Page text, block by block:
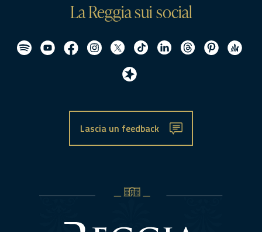
La Reggia sui social
Lascia un feedback